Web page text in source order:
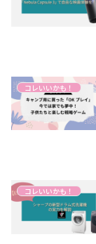
コレいいかも！
コレいいかも！